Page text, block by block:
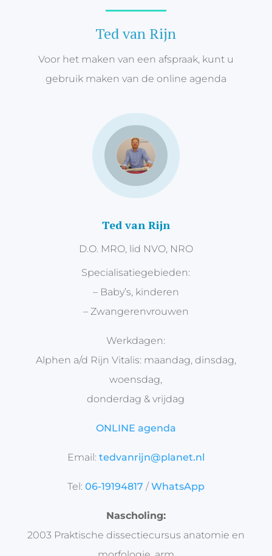
Ted van Rijn
Voor het maken van een afspraak, kunt u
gebruik maken van de online agenda
Ted van Rijn
D.O. MRO, lid NVO, NRO
Specialisatiegebieden:
– Baby’s, kinderen
– Zwangerenvrouwen
Werkdagen:
Alphen a/d Rijn Vitalis: maandag, dinsdag,
woensdag,
donderdag & vrijdag
ONLINE agenda
Email: tedvanrijn@planet.nl
Tel: 06-19194817 /WhatsApp
Nascholing:
2003 Praktische dissectiecursus anatomie en